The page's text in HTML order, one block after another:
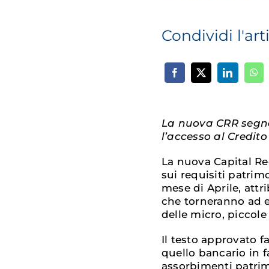
Condividi
La nuova CRR
l’accesso al
La nuova Capital
sui requisiti
mese di Aprile,
che torneranno ad
delle micro,
Il testo approvato
quello bancario in
assorbimenti